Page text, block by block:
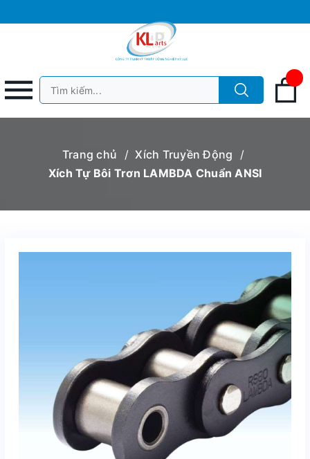
Trang chủ / Xích Truyền Động
/
Xích Tự Bôi Trơn LAMBDA Chuẩn ANSI